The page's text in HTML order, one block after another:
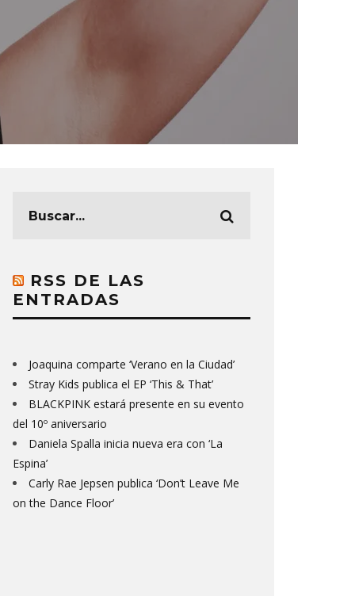
RSS DE LAS
ENTRADAS
Joaquina comparte ‘Verano en la Ciudad’
Stray Kids publica el EP ‘This & That’
BLACKPINK estará presente en su evento
del 10º aniversario
Daniela Spalla inicia nueva era con ‘La
Espina’
Carly Rae Jepsen publica ‘Don’t Leave Me
on the Dance Floor’